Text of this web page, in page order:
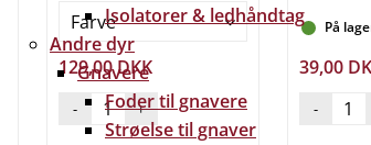
Isolatorer & ledhåndtag
Andre dyr
Gnavere
Foder til gnavere
Strøelse til gnaver
Farve
129,00 DKK
- +
På
39,00
-